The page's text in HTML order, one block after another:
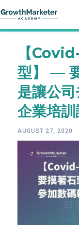
【
型】 —
是讓公
企業培訓
AUGUST 27, 2020